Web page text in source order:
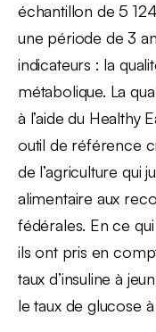
échantillon de 5
une période de 3
indicateurs : la
métabolique. La
à l’aide du Healthy
outil de référence
de l’agriculture qui
alimentaire aux
fédérales. En ce
ils ont pris en
taux d’insuline à
le taux de glucose